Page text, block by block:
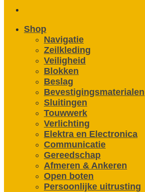
Shop
Navigatie
Zeilkleding
Veiligheid
Blokken
Beslag
Bevestigings­­materialen
Sluitingen
Touwwerk
Verlichting
Elektra en Electronica
Communicatie
Gereedschap
Afmeren & Ankeren
Open boten
Persoonlijke uitrusting